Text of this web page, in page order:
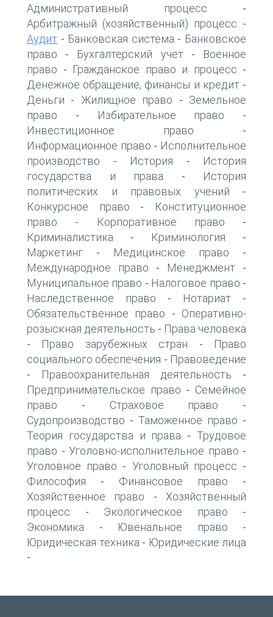
Административный процесс -
Арбитражный (хозяйственный) процесс -
Аудит - Банковская система - Банковское
право - Бухгалтерский учет-
Военное
право - Гражданское право и процесс -
Денежное обращение, финансы и кредит-
Деньги - Жилищное право - Земельное
право - Избирательное право -
Инвестиционное право -
Информационное право - Исполнительное
производство - История -
История
государства и права -
История
политических и правовых учений -
Конкурсное право -
Конституционное
право - Корпоративное право -
Криминалистика - Криминология -
Маркетинг - Медицинское право -
Международное право - Менеджмент -
Муниципальное право - Налоговое право -
Наследственное право - Нотариат -
Обязательственное право - Оперативно-
розыскная деятельность - Права человека
- Право зарубежных стран -
Право
социального обеспечения - Правоведение
- Правоохранительная деятельность -
Предпринимательское право - Семейное
право - Страховое право -
Судопроизводство - Таможенное право -
Теория государства и права -Трудовое
право - Уголовно-исполнительное право -
Уголовное право - Уголовный процесс -
Философия - Финансовое право -
Хозяйственное право - Хозяйственный
процесс - Экологическое право -
Экономика - Ювенальное право -
Юридическая техника - Юридические лица
-